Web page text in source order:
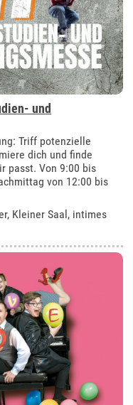
und
Triff potenzielle
dich und finde
passt. Von 9:00 bis
von 12:00 bis
Kleiner Saal, intimes